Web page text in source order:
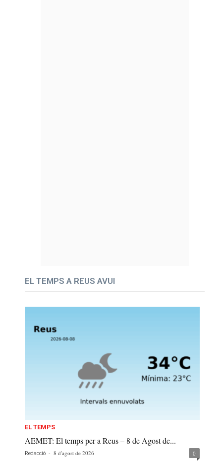
EL TEMPS A REUS AVUI
EL TEMPS
AEMET: El temps per a Reus – 8 de Agost de...
Redacció - 8 d'agost de 2026 0